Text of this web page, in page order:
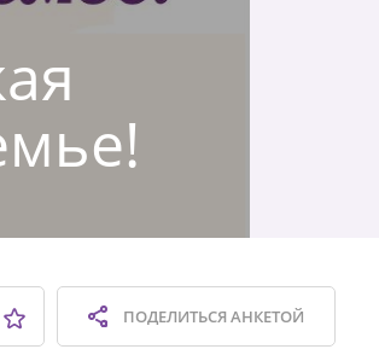
ПОДЕЛИТЬСЯАНКЕТОЙ